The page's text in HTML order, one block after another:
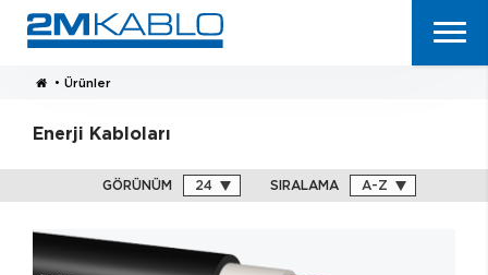
• Ürünler
Enerji Kabloları
GÖRÜNÜM SIRALAMA